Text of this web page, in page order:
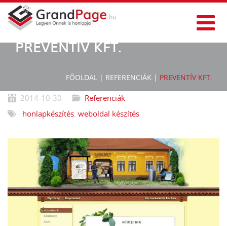
PREVENTÍV KFT.
FŐOLDAL | REFERENCIÁK | PREVENTÍV KFT.
2014-10-30
Referenciák
honlapkészítés, weboldal készítés